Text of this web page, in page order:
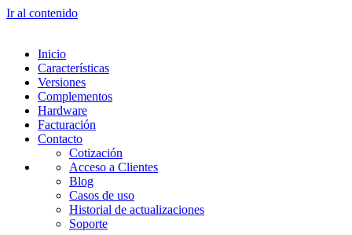
Ir al contenido
Inicio
Características
Versiones
Complementos
Hardware
Facturación
Contacto
Cotización
Acceso a Clientes
Blog
Casos de uso
Historial de actualizaciones
Soporte